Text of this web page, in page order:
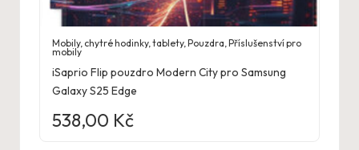
Mobily, chytré hodinky, tablety,Pouzdra ,Příslušenství pro
mobily
iSaprio Flip pouzdro Modern City pro Samsung
Galaxy S25 Edge
538,00 Kč